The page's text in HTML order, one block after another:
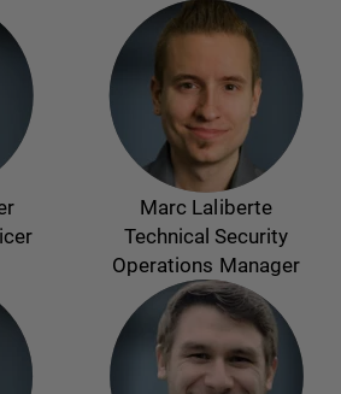
Marc Laliberte
Technical Security
Operations Manager